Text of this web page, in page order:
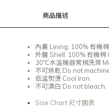
商品描述
內裏 Lining: 100% 有機棉
外層 Shell: 100% 有機棉
30℃水溫機器常規洗滌
不可烘乾 Do not
低溫熨燙 Cool Iron.
不可漂白 Do not bleach.
Size Chart 尺寸圖表